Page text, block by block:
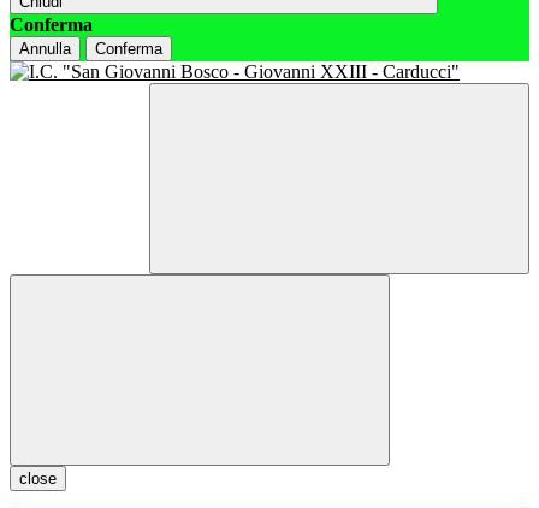
Conferma
Annulla Conferma
close